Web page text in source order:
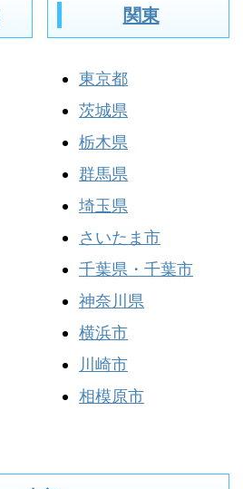
関東
東京都
茨城県
栃木県
群馬県
埼玉県
さいたま市
千葉県・千葉市
神奈川県
横浜市
川崎市
相模原市